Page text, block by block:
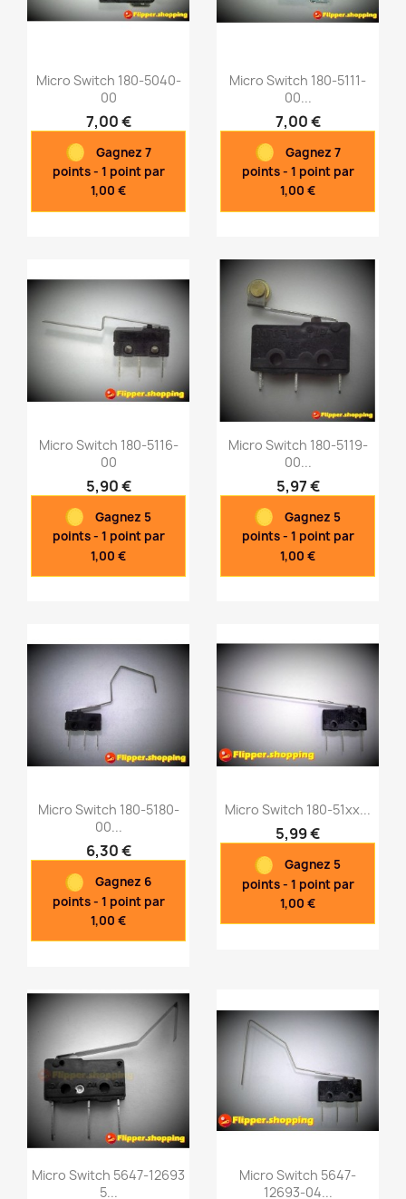
Aperçu rapide
Micro Switch 180-5040-
00
7,00 €
Gagnez 7
points - 1 point par
1,00 €
Aperçu rapide
Micro Switch 180-5111-
00...
7,00 €
Gagnez 7
points - 1 point par
1,00 €
Aperçu rapide
Micro Switch 180-5116-
00
5,90 €
Gagnez 5
points - 1 point par
1,00 €
Aperçu rapide
Micro Switch 180-5119-
00...
5,97 €
Gagnez 5
points - 1 point par
1,00 €
Aperçu rapide
Micro Switch 180-5180-
00...
6,30 €
Gagnez 6
points - 1 point par
1,00 €
Aperçu rapide
Micro Switch 180-51xx...
5,99 €
Gagnez 5
points - 1 point par
1,00 €
Micro Switch 5647-12693
5...
Micro Switch 5647-
12693-04...